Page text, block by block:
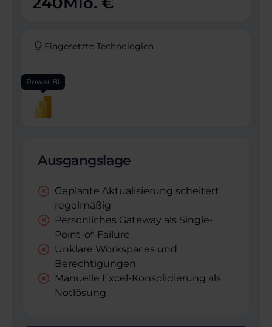
Eingesetzte Technologien
Power BI
Ausgangslage
Geplante Aktualisierung scheitert
regelmäßig
Persönliches Gateway als Single-
Point-of-Failure
Unklare Workspaces und
Berechtigungen
Manuelle Excel-Konsolidierung als
Notlösung